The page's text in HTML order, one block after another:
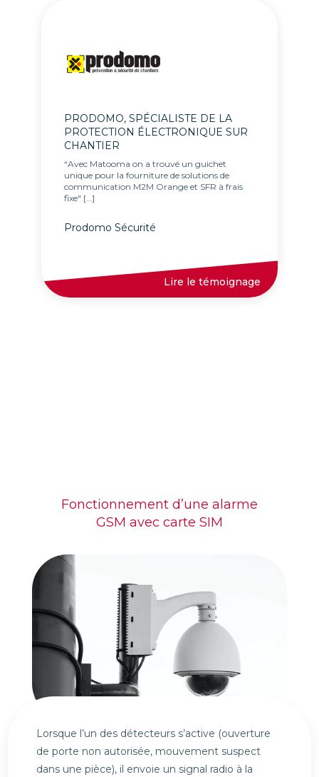
PRODOMO, SPÉCIALISTE DE LA
PROTECTION ÉLECTRONIQUE SUR
CHANTIER
“Avec Matooma on a trouvé un guichet
unique pour la fourniture de solutions de
communication M2M Orange et SFR à frais
fixe" […]
Prodomo Sécurité
Lire le témoignage
Fonctionnement d’une alarme
GSM avec carte SIM
Lorsque l’un des détecteurs s’active (ouverture
de porte non autorisée, mouvement suspect
dans une pièce), il envoie un signal radio à la